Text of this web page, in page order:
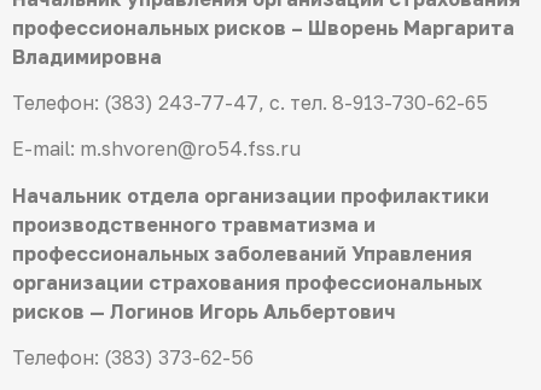
профессиональных рисков – Шворень Маргарита
Владимировна
Телефон: (383) 243-77-47, с. тел. 8-913-730-62-65
E-mail: m.shvoren@ro54.fss.ru
Начальник отдела организации профилактики
производственного травматизма и
профессиональных заболеваний Управления
организации страхования профессиональных
рисков — Логинов Игорь Альбертович
Телефон: (383) 373-62-56